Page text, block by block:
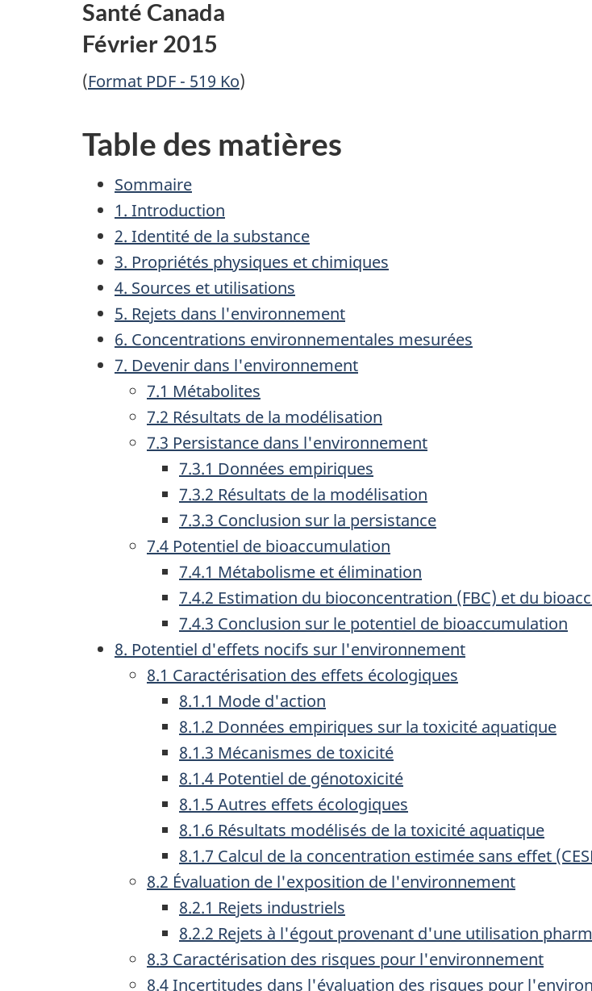
Santé Canada
Février 2015
(Format PDF - 519 Ko)
Table des matières
Sommaire
1. Introduction
2. Identité de la substance
3. Propriétés physiques et chimiques
4. Sources et utilisations
5. Rejets dans l'environnement
6. Concentrations environnementales mesurées
7. Devenir dans l'environnement
7.1 Métabolites
7.2 Résultats de la modélisation
7.3 Persistance dans l'environnement
7.3.1 Données empiriques
7.3.2 Résultats de la modélisation
7.3.3 Conclusion sur la persistance
7.4 Potentiel de bioaccumulation
7.4.1 Métabolisme et élimination
7.4.2 Estimation du bioconcentration (FBC) et du
7.4.3 Conclusion sur le potentiel de bioaccumulation
8. Potentiel d'effets nocifs sur l'environnement
8.1 Caractérisation des effets écologiques
8.1.1 Mode d'action
8.1.2 Données empiriques sur la toxicité aquatique
8.1.3 Mécanismes de toxicité
8.1.4 Potentiel de génotoxicité
8.1.5 Autres effets écologiques
8.1.6 Résultats modélisés de la toxicité aquatique
8.1.7 Calcul de la concentration estimée sans effet
8.2 Évaluation de l'exposition de l'environnement
8.2.1 Rejets industriels
8.2.2 Rejets à l'égout provenant d'une utilisation
8.3 Caractérisation des risques pour l'environnement
8.4 Incertitudes dans l'évaluation des risques pour